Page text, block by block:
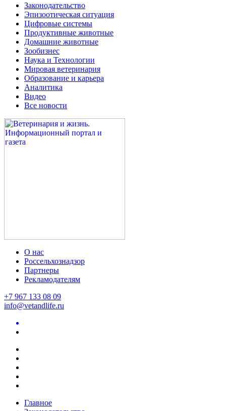
Законодательство
Эпизоотическая ситуация
Цифровые системы
Продуктивные животные
Домашние животные
Зообизнес
Наука и Технологии
Мировая ветеринария
Образование и карьера
Аналитика
Видео
Все новости
О нас
Россельхознадзор
Партнеры
Рекламодателям
+7 967 133 08 09
info@vetandlife.ru
Главное